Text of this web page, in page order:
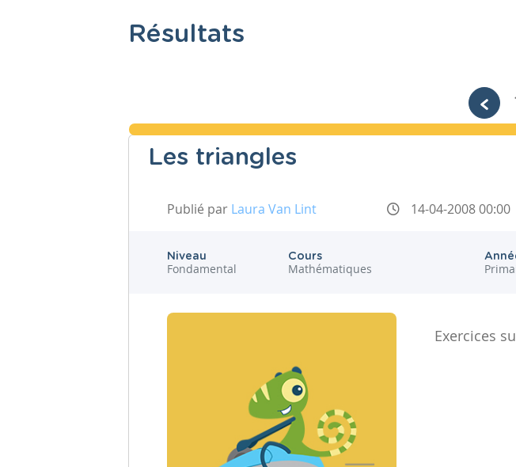
Résultats
Les triangles
Publié par Laura Van Lint 14-04-2008 00:00
Niveau
Fondamental
Cours
Mathématiques
Exercices